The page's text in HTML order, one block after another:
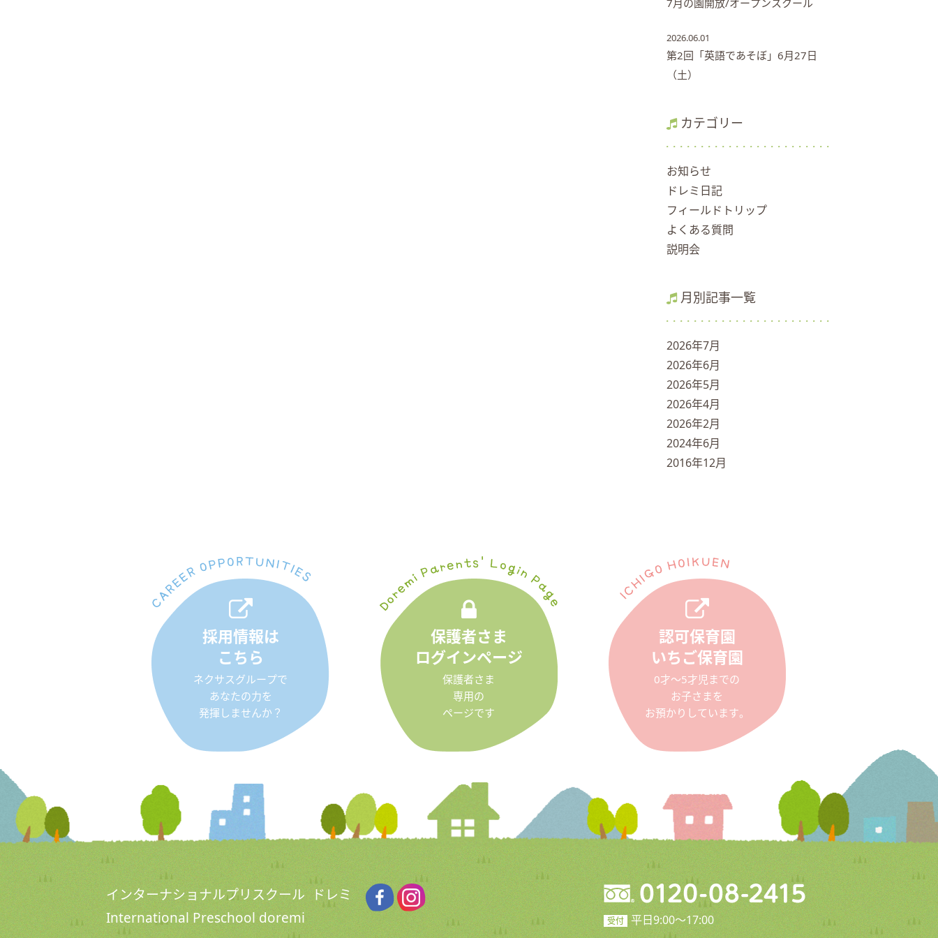
7月の園開放/オープンスクール
2026.06.01
第2回「英語であそぼ」6月27日
（土）
カテゴリー
お知らせ
ドレミ日記
フィールドトリップ
よくある質問
説明会
月別記事一覧
2026年7月
2026年6月
2026年5月
2026年4月
2026年2月
2024年6月
2016年12月
採用情報は
こちら
ネクサスグループで
あなたの力を
発揮しませんか？
保護者さま
ログインページ
保護者さま
専用の
ページです
認可保育園
いちご保育園
0才〜5才児までの
お子さまを
お預かりしています。
インターナショナルプリスクール ドレミ
International Preschool doremi
受付 平日9:00〜17:00